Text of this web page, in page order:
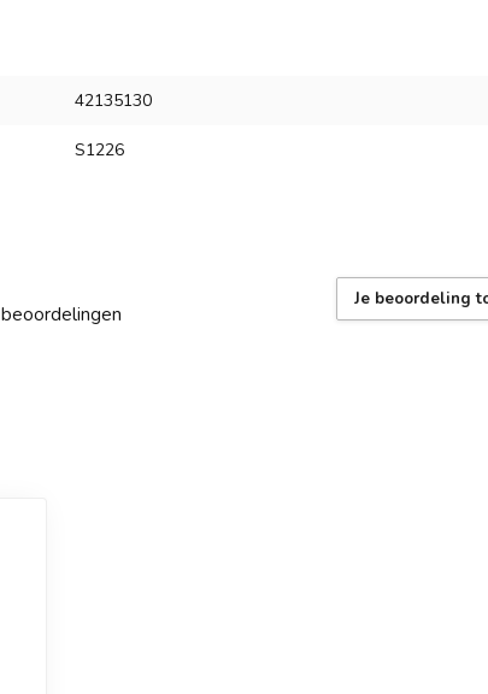
42135130
S1226
beoordelingen
Je beoordeling